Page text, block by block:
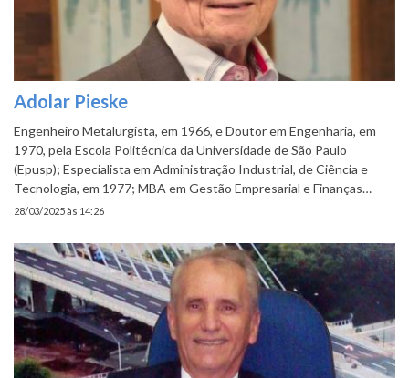
Adolar Pieske
Engenheiro Metalurgista, em 1966, e Doutor em Engenharia, em
1970, pela Escola Politécnica da Universidade de São Paulo
(Epusp); Especialista em Administração Industrial, de Ciência e
Tecnologia, em 1977; MBA em Gestão Empresarial e Finanças…
28/03/2025 às 14:26